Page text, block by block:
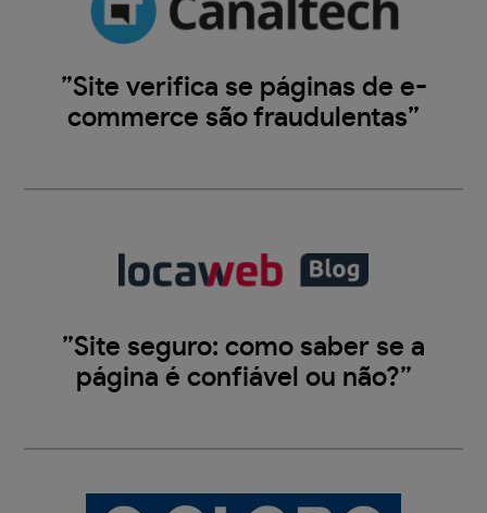
”Site verifica se páginas de e-
commerce são fraudulentas”
”Site seguro: como saber se a
página é confiável ou não?”